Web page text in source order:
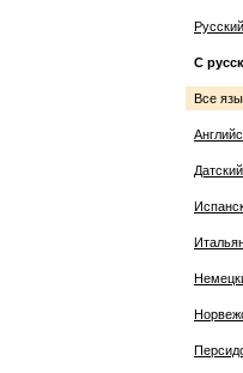
Русский
С
Все
Датский